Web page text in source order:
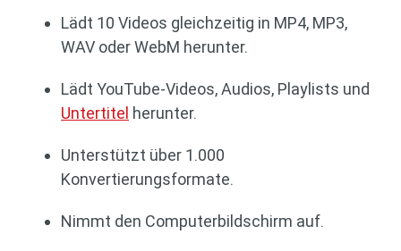
Lädt 10 Videos gleichzeitig in MP4, MP3,
WAV oder WebM herunter.
Lädt YouTube-Videos, Audios, Playlists und
Untertitel herunter.
Unterstützt über 1.000
Konvertierungsformate.
Nimmt den Computerbildschirm auf.